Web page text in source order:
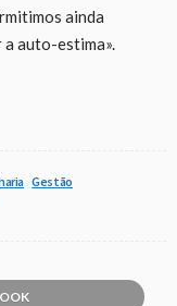
ainda
auto-estima».
Gestão